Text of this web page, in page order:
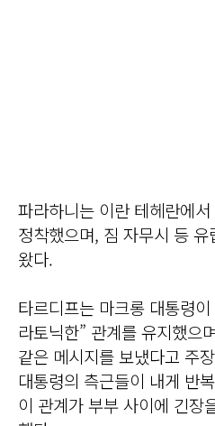
파라하니는 이란 테헤란에
정착했으며, 짐 자무시 등
왔다.
타르디프는 마크롱 대통령
라토닉한” 관계를 유지했으
같은 메시지를 보냈다고 주
대통령의 측근들이 내게 반
이 관계가 부부 사이에 긴장